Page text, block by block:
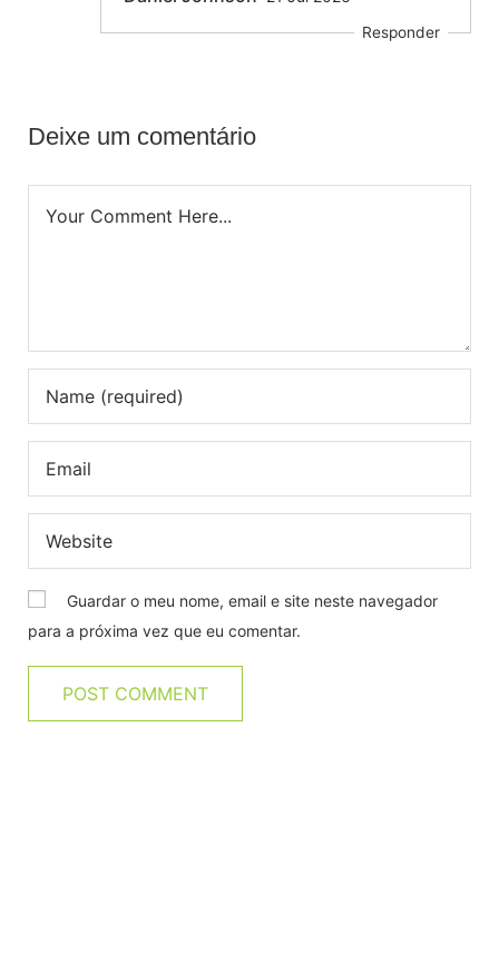
Responder
Deixe um comentário
Guardar o meu nome, email e site neste navegador
para a próxima vez que eu comentar.